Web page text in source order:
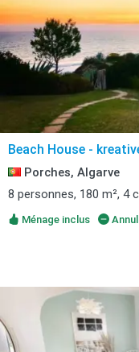
Beach House -
Porches, Algarve
8 personnes, 180 m², 4
Ménage inclus